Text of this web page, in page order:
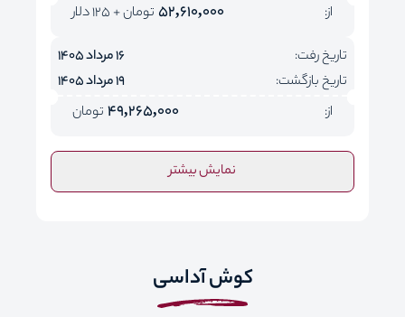
از:
52,610,000 تومان + 125 دلار
تاریخ رفت:
16 مرداد 1405
تاریخ بازگشت:
19 مرداد 1405
از:
49,265,000 تومان
نمایش بیشتر
کوش آداسی